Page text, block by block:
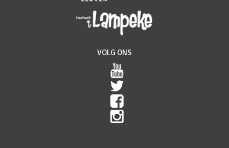
VOLG ONS